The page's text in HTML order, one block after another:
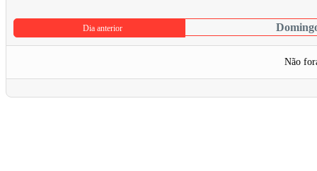
Dia anterior
Não